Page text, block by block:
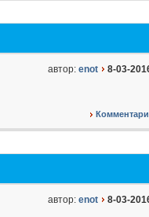
автор: enot 8-03-
автор: enot 8-03-